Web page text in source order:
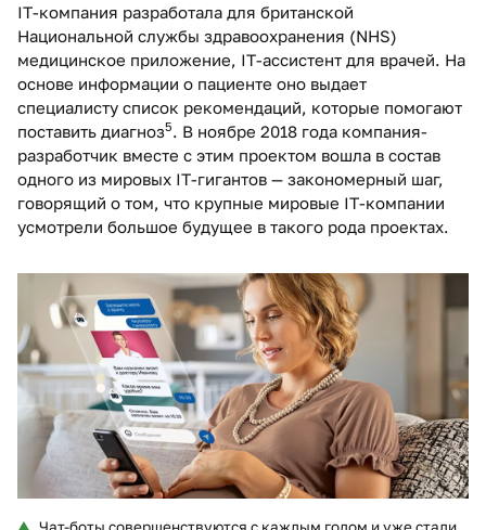
IT-компания разработала для британской
Национальной службы здравоохранения (NHS)
медицинское приложение, IT-ассистент для врачей. На
основе информации о пациенте оно выдает
специалисту список рекомендаций, которые помогают
поставить диагноз5
. В ноябре 2018 года компания-
разработчик вместе с этим проектом вошла в состав
одного из мировых IT-гигантов — закономерный шаг,
говорящий о том, что крупные мировые IT-компании
усмотрели большое будущее в такого рода проектах.
Чат-боты совершенствуются с каждым годом и уже стали